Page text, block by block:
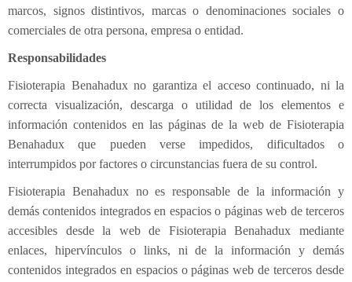
marcos, signos distintivos, marcas o denominaciones sociales o
comerciales de otra persona, empresa o entidad.
Responsabilidades
Fisioterapia Benahadux no garantiza el acceso continuado, ni la
correcta visualización, descarga o utilidad de los elementos e
información contenidos en las páginas de la web de Fisioterapia
Benahadux que pueden verse impedidos, dificultados o
interrumpidos por factores o circunstancias fuera de su control.
Fisioterapia Benahadux no es responsable de la información y
demás contenidos integrados en espacios o páginas web de terceros
accesibles desde la web de Fisioterapia Benahadux mediante
enlaces, hipervínculos o links, ni de la información y demás
contenidos integrados en espacios o páginas web de terceros desde